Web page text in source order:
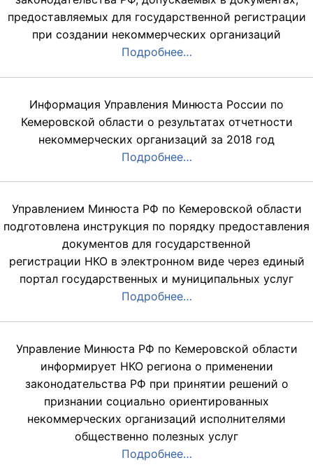
предоставляемых для государственной регистрации
при создании некоммерческих организаций
Подробнее…
Информация Управления Минюста России по
Кемеровской области о результатах отчетности
некоммерческих организаций за 2018 год
Подробнее…
Управлением Минюста РФ по Кемеровской области
подготовлена инструкция по порядку предоставления
документов для государственной
регистрации НКО в электронном виде через единый
портал государственных и муниципальных услуг
Подробнее…
Управление Минюста РФ по Кемеровской области
информирует НКО региона о применении
законодательства РФ при принятии решений о
признании социально ориентированных
некоммерческих организаций исполнителями
общественно полезных услуг
Подробнее…